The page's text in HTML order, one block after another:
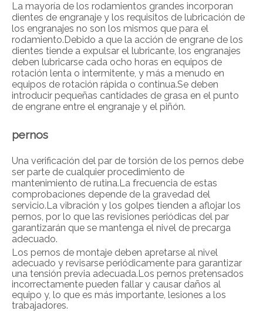
La mayoría de los rodamientos grandes incorporan
dientes de engranaje y los requisitos de lubricación de
los engranajes no son los mismos que para el
rodamiento.Debido a que la acción de engrane de los
dientes tiende a expulsar el lubricante, los engranajes
deben lubricarse cada ocho horas en equipos de
rotación lenta o intermitente, y más a menudo en
equipos de rotación rápida o continua.Se deben
introducir pequeñas cantidades de grasa en el punto
de engrane entre el engranaje y el piñón.
pernos
Una verificación del par de torsión de los pernos debe
ser parte de cualquier procedimiento de
mantenimiento de rutina.La frecuencia de estas
comprobaciones depende de la gravedad del
servicio.La vibración y los golpes tienden a aflojar los
pernos, por lo que las revisiones periódicas del par
garantizarán que se mantenga el nivel de precarga
adecuado.
Los pernos de montaje deben apretarse al nivel
adecuado y revisarse periódicamente para garantizar
una tensión previa adecuada.Los pernos pretensados ​​
incorrectamente pueden fallar y causar daños al
equipo y, lo que es más importante, lesiones a los
trabajadores.